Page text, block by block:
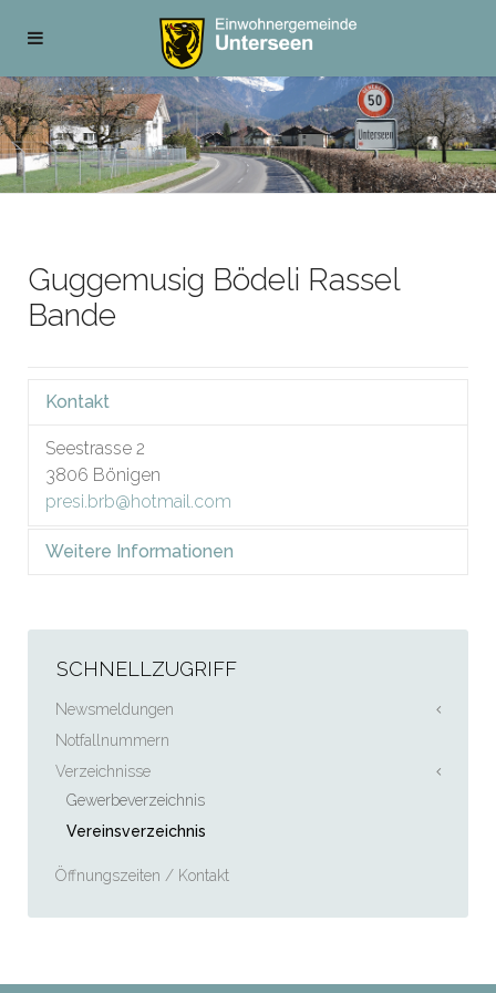
Guggemusig Bödeli Rassel
Bande
Kontakt
Seestrasse 2
3806 Bönigen
presi.brb@hotmail.com
Weitere Informationen
SCHNELLZUGRIFF
Newsmeldungen
Notfallnummern
Verzeichnisse
Gewerbeverzeichnis
Vereinsverzeichnis
Öffnungszeiten / Kontakt